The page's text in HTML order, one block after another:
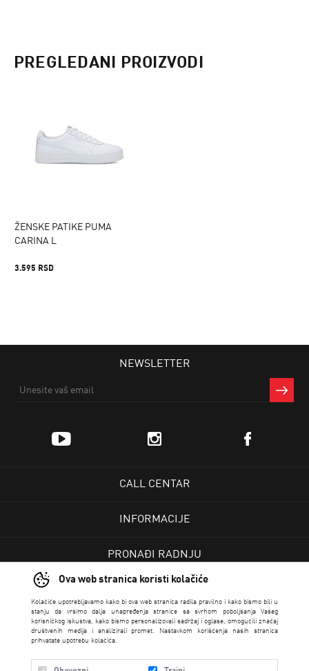
Ova web stranica koristi kolačiće
Kolačiće upotrebljavamo kako bi ova web stranica radila pravilno i kako bismo bili u
stanju da vršimo dalja unapređenja stranice sa svrhom poboljšanja Vašeg
korisničkog iskustva, kako bismo personalizovali sadržaj i oglase, omogućili značaj
društvenih medija i analizirali promet. Nastavkom korišćenja naših stranica
prihvatate upotrebu kolačića.
PREGLEDANI PROIZVODI
ŽENSKE PATIKE PUMA
CARINA L
3.595 RSD
NEWSLETTER
CALL CENTAR
INFORMACIJE
PRONAĐI RADNJU
USLOVI PRODAJE